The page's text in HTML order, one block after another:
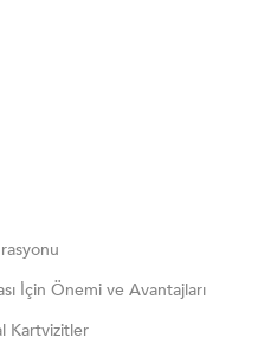
İçin Önemi ve Avantajları
Kartvizitler